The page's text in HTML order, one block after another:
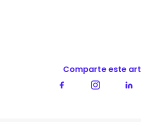
Comparte este